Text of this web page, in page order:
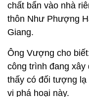
chất bẩn vào nhà
thôn Như Phượng
Giang.
Ông Vượng cho
công trình đang xây
thấy có đối tượng lạ
vi phá hoại này.